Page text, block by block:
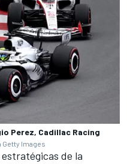
Perez, Cadillac Racing
Getty Images
de la